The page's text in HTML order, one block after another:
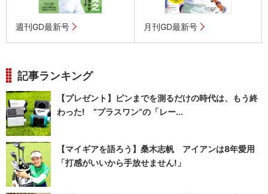
週刊GD最新号 月刊GD最新号
記事ランキング
【プレゼント】ピンまでを測るだけの時代は、もう終
わった! “プラスワン”の「レー...
【マイギアを語ろう】桑木志帆 アイアンは8年愛用
「打感がいいから手放せません!」